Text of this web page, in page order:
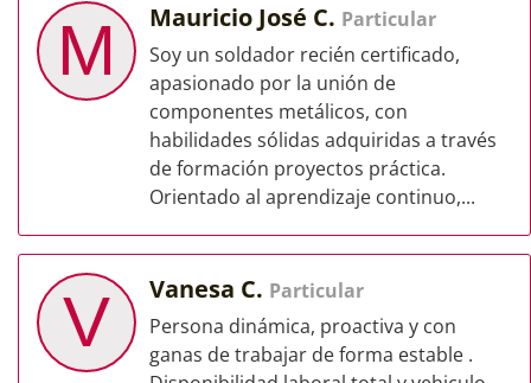
M Mauricio José C. Particular
Soy un soldador recién certificado,
apasionado por la unión de
componentes metálicos, con
habilidades sólidas adquiridas a través
de formación proyectos práctica.
Orientado al aprendizaje continuo,...
V Vanesa C. Particular
Persona dinámica, proactiva y con
ganas de trabajar de forma estable .